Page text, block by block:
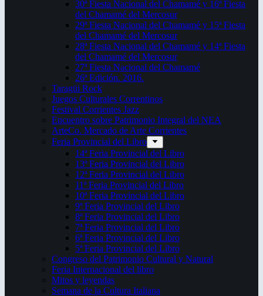
30ª Fiesta Nacional del Chamamé y 16ª Fiesta
del Chamamé del Mercosur
29ª Fiesta Nacional del Chamamé y 15ª Fiesta
del Chamamé del Mercosur
28ª Fiesta Nacional del Chamamé y 14ª Fiesta
del Chamamé del Mercosur
27ª Fiesta Nacional del Chamamé
26ª Edición. 2016.
Taragüi Rock
Juegos Culturales Correntinos
Festival Corrientes Jazz
Encuentro sobre Patrimonio Integral del NEA
ArteCo. Mercado de Arte Corrientes
Feria Provincial del Libro
14ª Feria Provincial del Libro
13ª Feria Provincial del Libro
12ª Feria Provincial del Libro
11ª Feria Provincial del Libro
10ª Feria Provincial del Libro
9ª Feria Provincial del Libro
8ª Feria Provincial del Libro
7ª Feria Provincial del Libro
6ª Feria Provincial del Libro
5ª Feria Provincial del Libro
Congreso del Patrimonio Cultural y Natural
Feria Internacional del libro
Mitos y leyendas
Semana de la Cultura Italiana